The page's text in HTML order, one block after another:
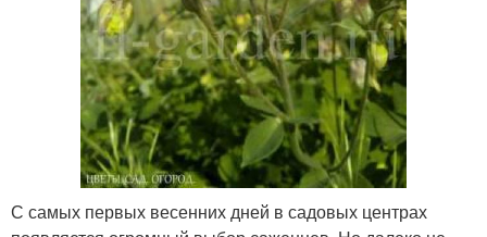
С самых первых весенних дней в садовых центрах